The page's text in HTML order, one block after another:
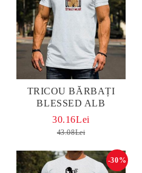
TRICOU BĂRBAȚI
BLESSED ALB
30.16Lei
43.08Lei
-30%